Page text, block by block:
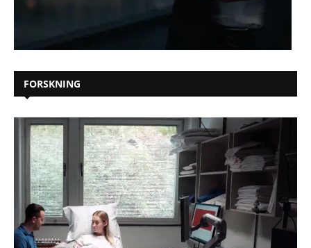
FORSKNING